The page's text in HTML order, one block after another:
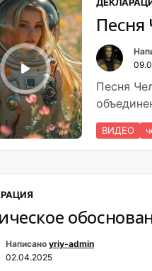
Песня
Песня
ВИДЕО
Написано yriy-admin
02.04.2025